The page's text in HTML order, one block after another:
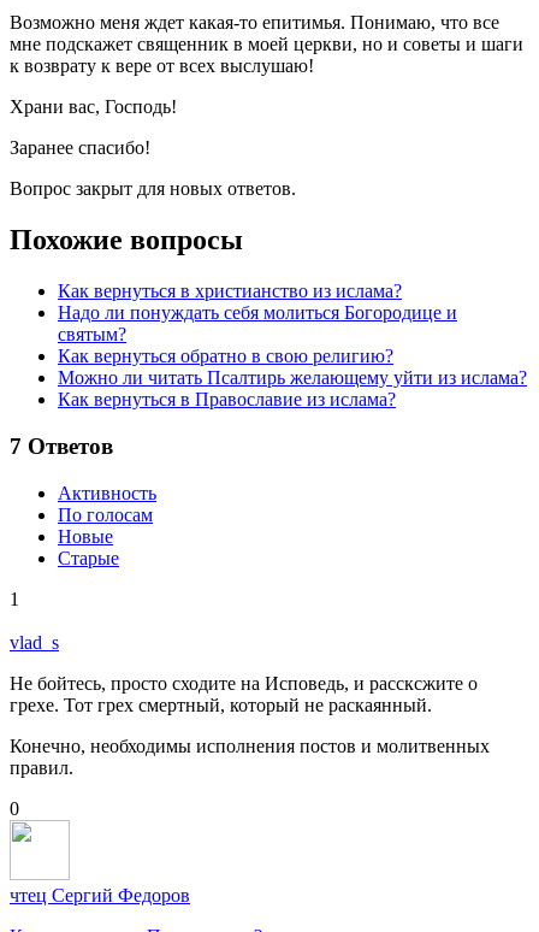
Возможно меня ждет какая-то епитимья. Понимаю, что все
мне подскажет священник в моей церкви, но и советы и шаги
к возврату к вере от всех выслушаю!
Храни вас, Господь!
Заранее спасибо!
Вопрос закрыт для новых ответов.
Похожие вопросы
Как вернуться в христианство из ислама?
Надо ли понуждать себя молиться Богородице и
святым?
Как вернуться обратно в свою религию?
Можно ли читать Псалтирь желающему уйти из ислама?
Как вернуться в Православие из ислама?
7 Ответов
Активность
По голосам
Новые
Старые
1
vlad_s
Не бойтесь, просто сходите на Исповедь, и рассксжите о
грехе. Тот грех смертный, который не раскаянный.
Конечно, необходимы исполнения постов и молитвенных
правил.
0
чтец Сергий Федоров